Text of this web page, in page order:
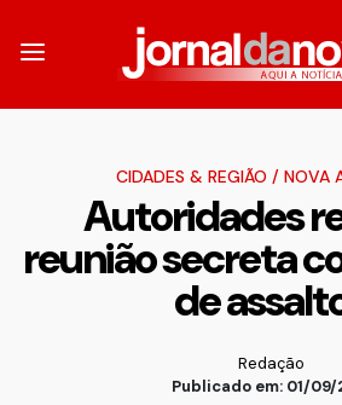
CIDADES & REGIÃO / NOVA
Autoridades
reunião secreta
de
Redação
Publicado em: 01/09/